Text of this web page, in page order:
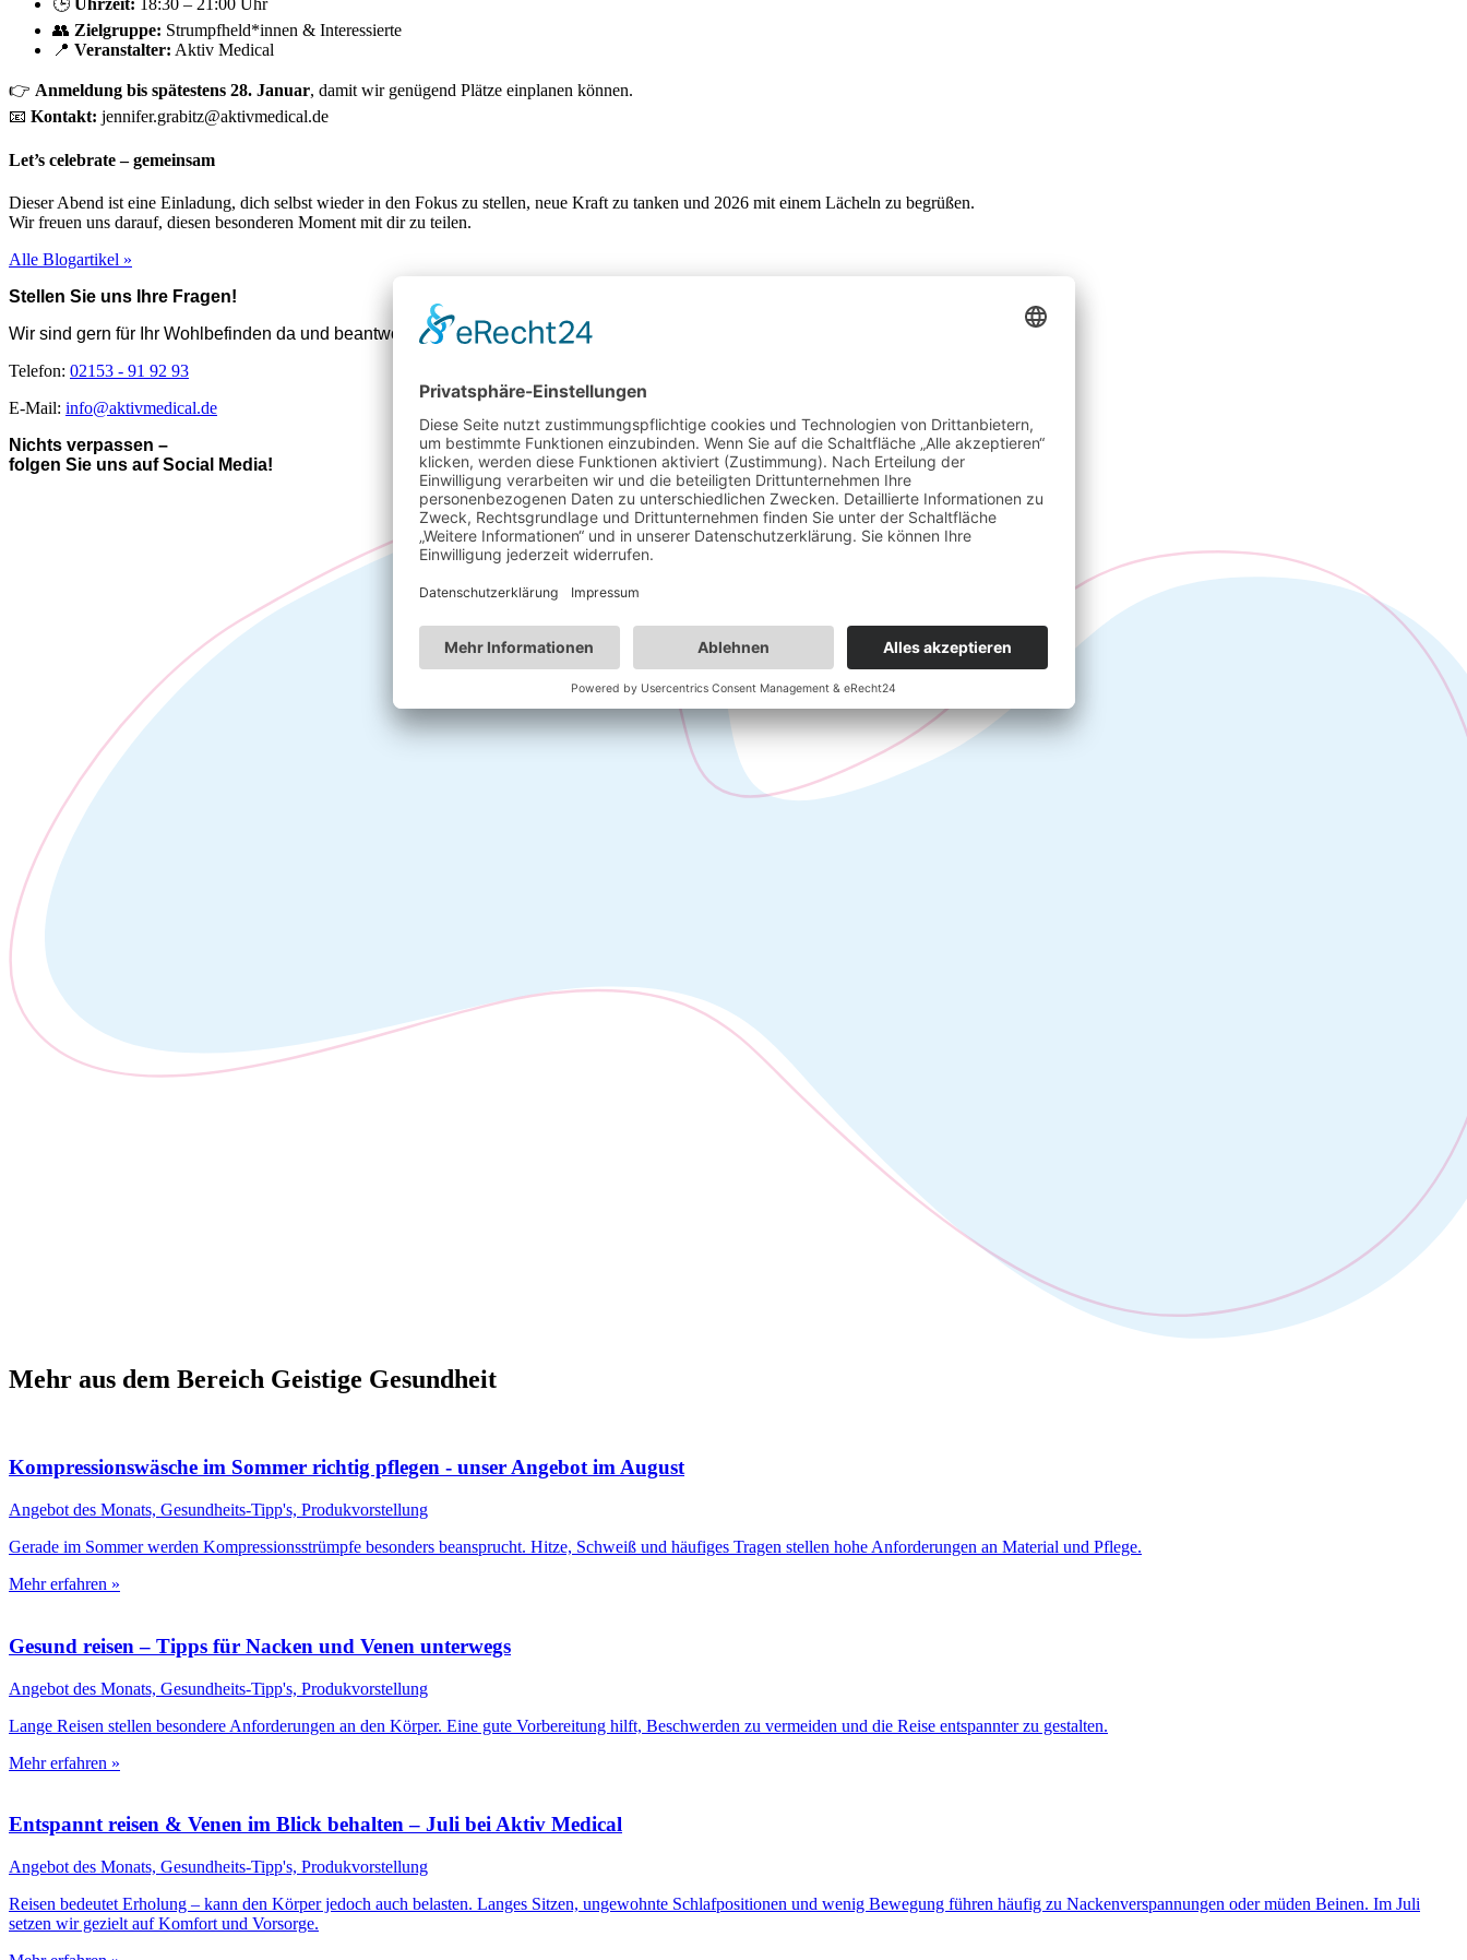
🕒 Uhrzeit: 18:30 – 21:00 Uhr
👥 Zielgruppe: Strumpfheld*innen & Interessierte
📍 Veranstalter: Aktiv Medical
👉 Anmeldung bis spätestens 28. Januar, damit wir genügend Plätze einplanen können.
📧 Kontakt: jennifer.grabitz@aktivmedical.de
Let’s celebrate – gemeinsam
Dieser Abend ist eine Einladung, dich selbst wieder in den Fokus zu stellen, neue Kraft zu tanken und 2026 mit einem Lächeln zu begrüßen.
Wir freuen uns darauf, diesen besonderen Moment mit dir zu teilen.
Alle Blogartikel »
Stellen Sie uns Ihre Fragen!
Wir sind gern für Ihr Wohlbefinden da und beantworten gern Ihre Fragen zu Produkten, Veranstaltungen und Co.
Telefon: 02153 - 91 92 93
E-Mail: info@aktivmedical.de
Nichts verpassen –
folgen Sie uns auf Social Media!
Mehr aus dem Bereich Geistige Gesundheit
Kompressionswäsche im Sommer richtig pflegen - unser Angebot im August
Angebot des Monats, Gesundheits-Tipp's, Produkvorstellung
Gerade im Sommer werden Kompressionsstrümpfe besonders beansprucht. Hitze, Schweiß und häufiges Tragen stellen hohe Anforderungen an Material und Pflege.
Mehr erfahren »
Gesund reisen – Tipps für Nacken und Venen unterwegs
Angebot des Monats, Gesundheits-Tipp's, Produkvorstellung
Lange Reisen stellen besondere Anforderungen an den Körper. Eine gute Vorbereitung hilft, Beschwerden zu vermeiden und die Reise entspannter zu gestalten.
Mehr erfahren »
Entspannt reisen & Venen im Blick behalten – Juli bei Aktiv Medical
Angebot des Monats, Gesundheits-Tipp's, Produkvorstellung
Reisen bedeutet Erholung – kann den Körper jedoch auch belasten. Langes Sitzen, ungewohnte Schlafpositionen und wenig Bewegung führen häufig zu Nackenverspannungen oder müden Beinen. Im Juli
setzen wir gezielt auf Komfort und Vorsorge.